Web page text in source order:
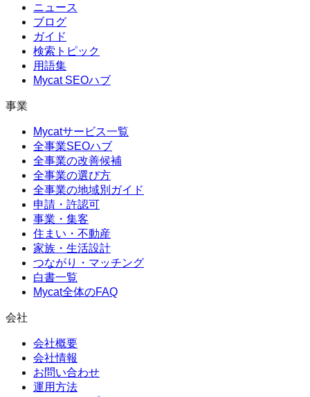
ニュース
ブログ
ガイド
検索トピック
用語集
Mycat SEOハブ
事業
Mycatサービス一覧
全事業SEOハブ
全事業の改善候補
全事業の選び方
全事業の地域別ガイド
申請・許認可
事業・集客
住まい・不動産
家族・生活設計
つながり・マッチング
白書一覧
Mycat全体のFAQ
会社
会社概要
会社情報
お問い合わせ
運用方法